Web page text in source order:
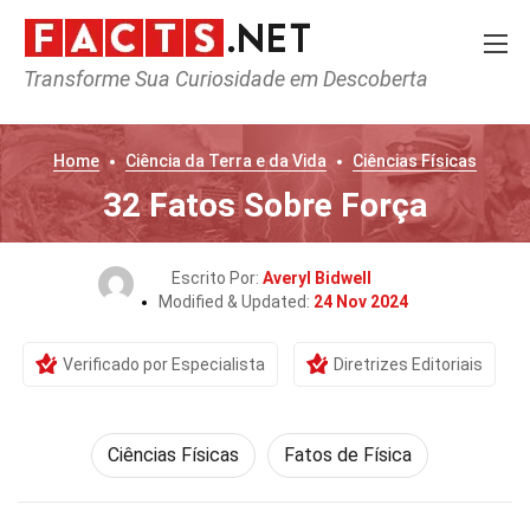
Transforme Sua Curiosidade em Descoberta
Home Ciência da Terra e da Vida Ciências Físicas
32 Fatos Sobre Força
Escrito Por: Averyl Bidwell
Modified & Updated: 24 Nov 2024
Verificado por Especialista Diretrizes Editoriais
Ciências Físicas Fatos de Física